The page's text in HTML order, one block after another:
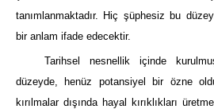
tanımlanmaktadır. Hiç şüphesiz bu
bir anlam ifade edecektir.
Tarihsel nesnellik içinde
düzeyde, henüz potansiyel bir özne
kırılmalar dışında hayal kırıklıkları